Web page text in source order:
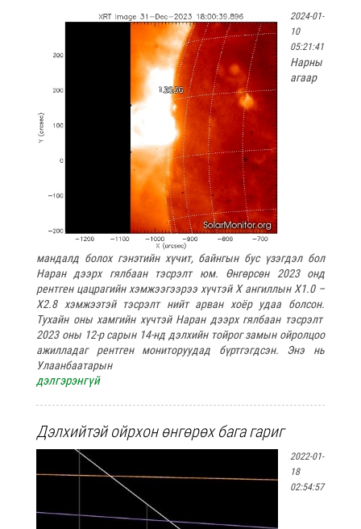
2024-01-
10
05:21:41
Нарны
агаар
мандалд болох гэнэтийн хүчит, байнгын бус үзэгдэл бол
Наран дээрх гялбаан тэсрэлт юм. Өнгөрсөн 2023 онд
рентген цацрагийн хэмжээгээрээ хүчтэй Х ангиллын Х1.0 –
Х2.8 хэмжээтэй тэсрэлт нийт арван хоёр удаа болсон.
Тухайн оны хамгийн хүчтэй Наран дээрх гялбаан тэсрэлт
2023 оны 12-р сарын 14-нд дэлхийн тойрог замын ойролцоо
ажилладаг рентген мониторуудад бүртгэгдсэн. Энэ нь
Улаанбаатарын
дэлгэрэнгүй
Дэлхийтэй ойрхон өнгөрөх бага гариг
2022-01-
18
02:54:57